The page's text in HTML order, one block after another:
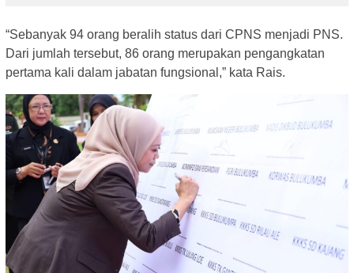
“Sebanyak 94 orang beralih status dari CPNS menjadi PNS.
Dari jumlah tersebut, 86 orang merupakan pengangkatan
pertama kali dalam jabatan fungsional,” kata Rais.